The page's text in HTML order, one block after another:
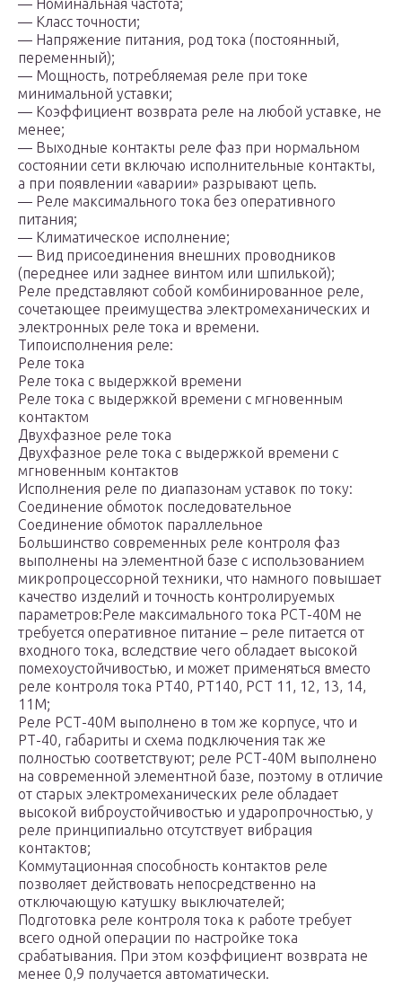
— Номинальная частота;
— Класс точности;
— Напряжение питания, род тока (постоянный,
переменный);
— Мощность, потребляемая реле при токе
минимальной уставки;
— Коэффициент возврата реле на любой уставке, не
менее;
— Выходные контакты реле фаз при нормальном
состоянии сети включаю исполнительные контакты,
а при появлении «аварии» разрывают цепь.
— Реле максимального тока без оперативного
питания;
— Климатическое исполнение;
— Вид присоединения внешних проводников
(переднее или заднее винтом или шпилькой);
Реле представляют собой комбинированное реле,
сочетающее преимущества электромеханических и
электронных реле тока и времени.
Типоисполнения реле:
Реле тока
Реле тока с выдержкой времени
Реле тока с выдержкой времени с мгновенным
контактом
Двухфазное реле тока
Двухфазное реле тока с выдержкой времени с
мгновенным контактов
Исполнения реле по диапазонам уставок по току:
Соединение обмоток последовательное
Соединение обмоток параллельное
Большинство современных реле контроля фаз
выполнены на элементной базе с использованием
микропроцессорной техники, что намного повышает
качество изделий и точность контролируемых
параметров:Реле максимального тока РСТ-40М не
требуется оперативное питание – реле питается от
входного тока, вследствие чего обладает высокой
помехоустойчивостью, и может применяться вместо
реле контроля тока РТ40, РТ140, РСТ 11, 12, 13, 14,
11М;
Реле РСТ-40М выполнено в том же корпусе, что и
РТ-40, габариты и схема подключения так же
полностью соответствуют; реле РСТ-40М выполнено
на современной элементной базе, поэтому в отличие
от старых электромеханических реле обладает
высокой виброустойчивостью и ударопрочностью, у
реле принципиально отсутствует вибрация
контактов;
Коммутационная способность контактов реле
позволяет действовать непосредственно на
отключающую катушку выключателей;
Подготовка реле контроля тока к работе требует
всего одной операции по настройке тока
срабатывания. При этом коэффициент возврата не
менее 0,9 получается автоматически.